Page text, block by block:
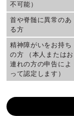
不可能）
首や脊髄に異常のあ
る方
精神障がいをお持ち
の方 （本人またはお
連れの方の申告によ
って認定します）